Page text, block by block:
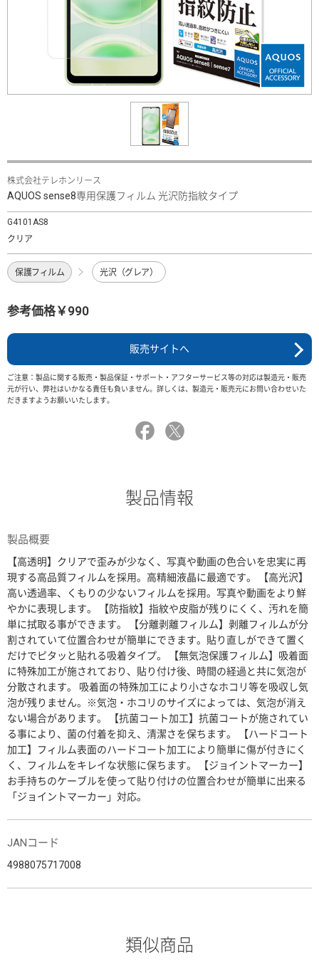
株式会社テレホンリース
AQUOS sense8専用保護フィルム 光沢防指紋タイプ
G4101AS8
クリア
保護フィルム 光沢（グレア）
参考価格￥990
販売サイトへ
ご注意：製品に関する販売・製品保証・サポート・アフターサービス等の対応は製造元・販売
元が行い、弊社はいかなる責任も負いません。詳しくは、製造元・販売元にお問い合わせいた
だきますようお願いいたします。
製品情報
製品概要
【高透明】クリアで歪みが少なく、写真や動画の色合いを忠実に再
現する高品質フィルムを採用。高精細液晶に最適です。 【高光沢】
高い透過率、くもりの少ないフィルムを採用。写真や動画をより鮮
やかに表現します。 【防指紋】指紋や皮脂が残りにくく、汚れを簡
単に拭取る事ができます。 【分離剥離フィルム】剥離フィルムが分
割されていて位置合わせが簡単にできます。貼り直しができて置く
だけでピタッと貼れる吸着タイプ。 【無気泡保護フィルム】吸着面
に特殊加工が施されており、貼り付け後、時間の経過と共に気泡が
分散されます。 吸着面の特殊加工により小さなホコリ等を吸収し気
泡が残りません。※気泡・ホコリのサイズによっては、気泡が消え
ない場合があります。 【抗菌コート加工】抗菌コートが施されてい
る事により、菌の付着を抑え、清潔さを保ちます。 【ハードコート
加工】フィルム表面のハードコート加工により簡単に傷が付きにく
く、フィルムをキレイな状態に保ちます。 【ジョイントマーカー】
お手持ちのケーブルを使って貼り付けの位置合わせが簡単に出来る
「ジョイントマーカー」対応。
JANコード
4988075717008
類似商品